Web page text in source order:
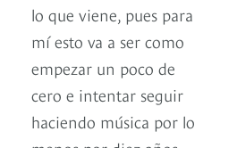
lo que viene, pues para
mí esto va a ser como
empezar un poco de
cero e intentar seguir
haciendo música por lo